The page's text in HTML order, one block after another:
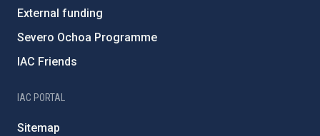
External funding
Severo Ochoa Programme
IAC Friends
IAC PORTAL
Sitemap